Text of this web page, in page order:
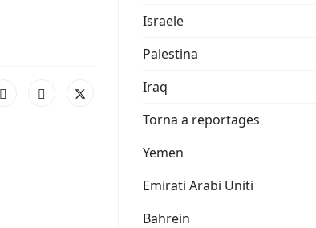
Israele
Palestina
Iraq
Torna a reportages
Yemen
Emirati Arabi Uniti
Bahrein